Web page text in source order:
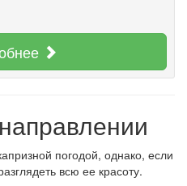
погодой, однако, если
всю ее красоту.